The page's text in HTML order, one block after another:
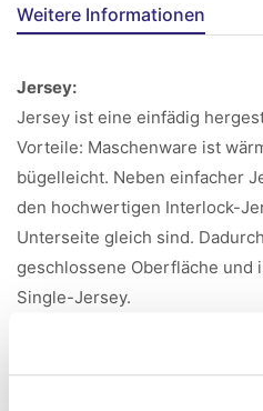
Weitere Informationen
Jersey:
Jersey ist eine einfädig
Vorteile: Maschenware ist
bügelleicht. Neben einfacher
den hochwertigen Interlock-
Unterseite gleich sind.
geschlossene Oberfläche und
Single-Jersey.
Spannbettlaken aus 100%-